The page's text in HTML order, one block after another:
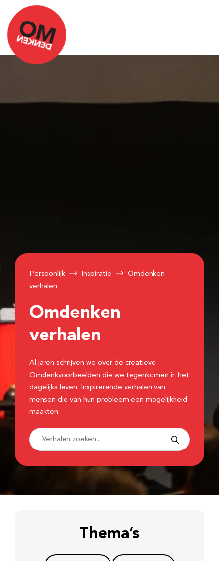
Persoonlijk Inspiratie
Omdenken
verhalen
Omdenken
verhalen
Al jaren schrijven we over de creatieve
Omdenkvoorbeelden die we tegenkomen in het
dagelijks leven. Inspirerende verhalen van
mensen die van hun probleem een mogelijkheid
maakten.
Thema’s